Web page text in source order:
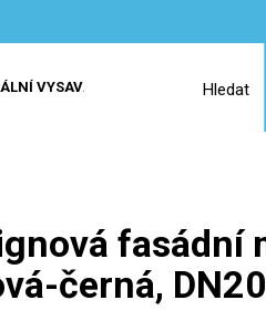
VYSAVAČE SLUŽBYHledat
fasádní
černá,